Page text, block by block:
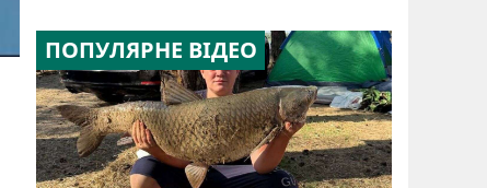
ПОПУЛЯРНЕ ВІДЕО